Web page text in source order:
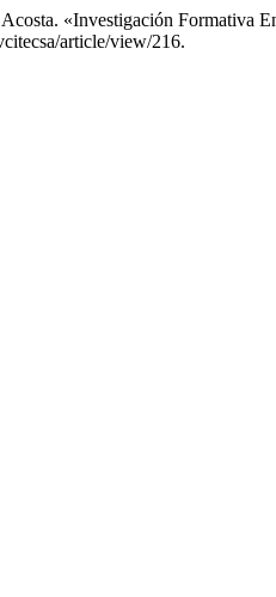
«Investigación Formativa
article/view/216.